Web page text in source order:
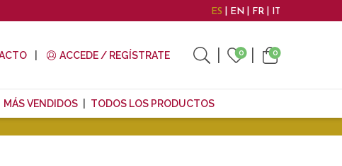
ES EN FR IT
ACCEDE / REGÍSTRATE 0 0
MÁS VENDIDOS TODOS LOS PRODUCTOS